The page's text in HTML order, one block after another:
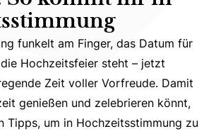
funkelt am Finger, das Datum für
funkelt am Finger, das Datum für
Hochzeitsfeier steht – jetzt
Zeit voller Vorfreude. Damit
genießen und zelebrieren könnt,
Tipps, um in Hochzeitsstimmung zu